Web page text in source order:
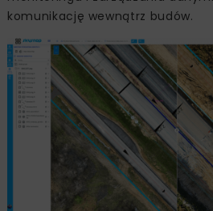
komunikację wewnątrz budów.